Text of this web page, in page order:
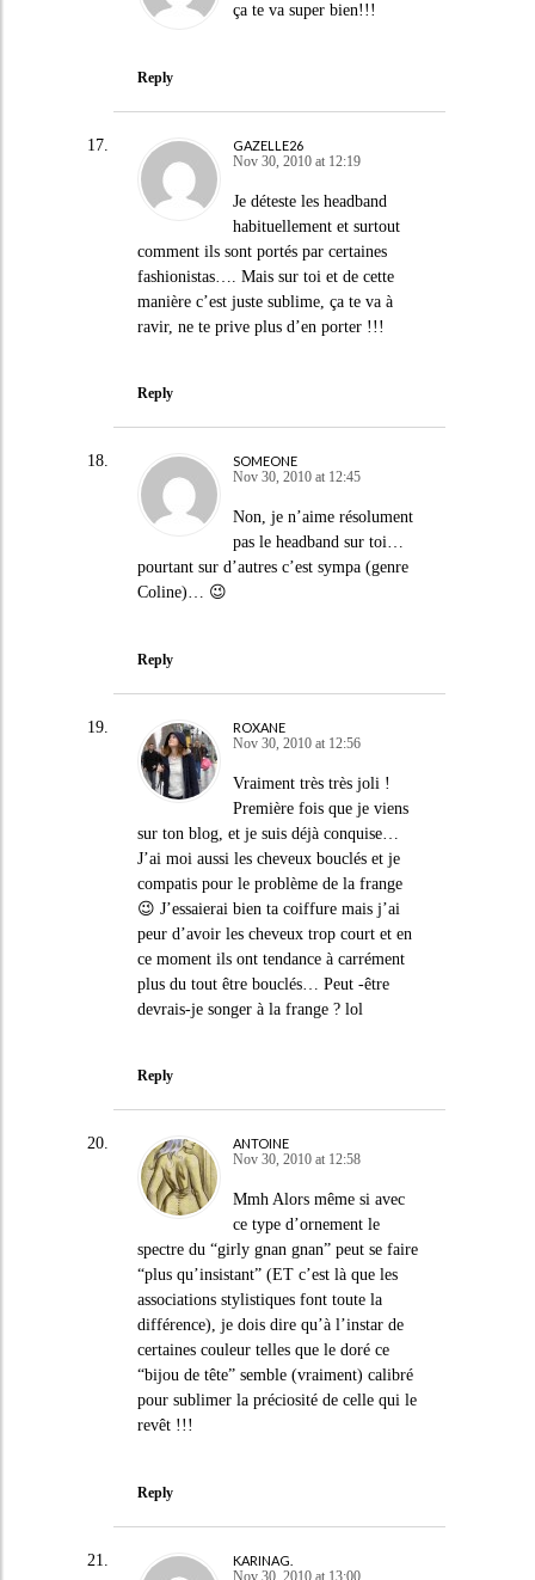
ça te va super bien!!!
Reply
GAZELLE26
Nov 30, 2010 at 12:19
Je déteste les headband
habituellement et surtout
comment ils sont portés par certaines
fashionistas…. Mais sur toi et de cette
manière c’est juste sublime, ça te va à
ravir, ne te prive plus d’en porter !!!
Reply
SOMEONE
Nov 30, 2010 at 12:45
Non, je n’aime résolument
pas le headband sur toi…
pourtant sur d’autres c’est sympa (genre
Coline)… 😉
Reply
ROXANE
Nov 30, 2010 at 12:56
Vraiment très très joli !
Première fois que je viens
sur ton blog, et je suis déjà conquise…
J’ai moi aussi les cheveux bouclés et je
compatis pour le problème de la frange
😉 J’essaierai bien ta coiffure mais j’ai
peur d’avoir les cheveux trop court et en
ce moment ils ont tendance à carrément
plus du tout être bouclés… Peut -être
devrais-je songer à la frange ? lol
Reply
ANTOINE
Nov 30, 2010 at 12:58
Mmh Alors même si avec
ce type d’ornement le
spectre du “girly gnan gnan” peut se faire
“plus qu’insistant” (ET c’est là que les
associations stylistiques font toute la
différence), je dois dire qu’à l’instar de
certaines couleur telles que le doré ce
“bijou de tête” semble (vraiment) calibré
pour sublimer la préciosité de celle qui le
revêt !!!
Reply
KARINAG.
Nov 30, 2010 at 13:00